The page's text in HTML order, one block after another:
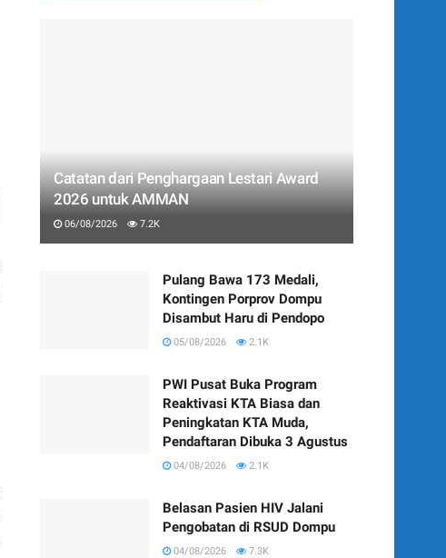
Catatan dari Penghargaan Lestari Award
2026 untuk AMMAN
06/08/2026 7.2K
Pulang Bawa 173 Medali,
Kontingen Porprov Dompu
Disambut Haru di Pendopo
05/08/2026 2.1K
PWI Pusat Buka Program
Reaktivasi KTA Biasa dan
Peningkatan KTA Muda,
Pendaftaran Dibuka 3 Agustus
04/08/2026 2.1K
Belasan Pasien HIV Jalani
Pengobatan di RSUD Dompu
04/08/2026 7.3K